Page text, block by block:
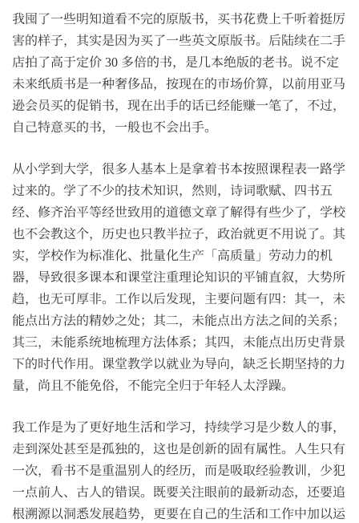
我囤了一些明知道看不完的原版书，买书花费上千听着挺厉
害的样子，其实是因为买了一些英文原版书。后陆续在二手
店拍了高于定价 30 多倍的书，是几本绝版的老书。说不定
未来纸质书是一种奢侈品，按现在的市场价算，以前用亚马
逊会员买的促销书，现在出手的话已经能赚一笔了，不过，
自己特意买的书，一般也不会出手。
从小学到大学，很多人基本上是拿着书本按照课程表一路学
过来的。学了不少的技术知识，然则，诗词歌赋、四书五
经、修齐治平等经世致用的道德文章了解得有些少了，学校
也不会教这个，历史也只教半拉子，政治就更不用说了。其
实，学校作为标准化、批量化生产「高质量」劳动力的机
器，导致很多课本和课堂注重理论知识的平铺直叙，大势所
趋，也无可厚非。工作以后发现，主要问题有四：其一，未
能点出方法的精妙之处；其二，未能点出方法之间的关系；
其三，未能系统地梳理方法体系；其四，未能点出历史背景
下的时代作用。课堂教学以就业为导向，缺乏长期坚持的力
量，尚且不能免俗，不能完全归于年轻人太浮躁。
我工作是为了更好地生活和学习，持续学习是少数人的事，
走到深处甚至是孤独的，这也是创新的固有属性。人生只有
一次，看书不是重温别人的经历，而是吸取经验教训，少犯
一点前人、古人的错误。既要关注眼前的最新动态，还要追
根溯源以洞悉发展趋势，更要在自己的生活和工作中加以运